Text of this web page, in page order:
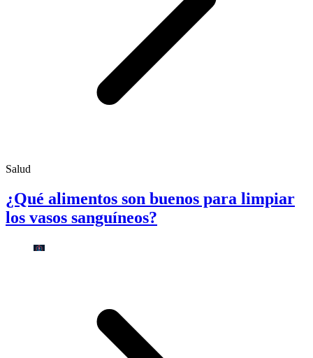
Salud
¿Qué alimentos son buenos para limpiar
los vasos sanguíneos?